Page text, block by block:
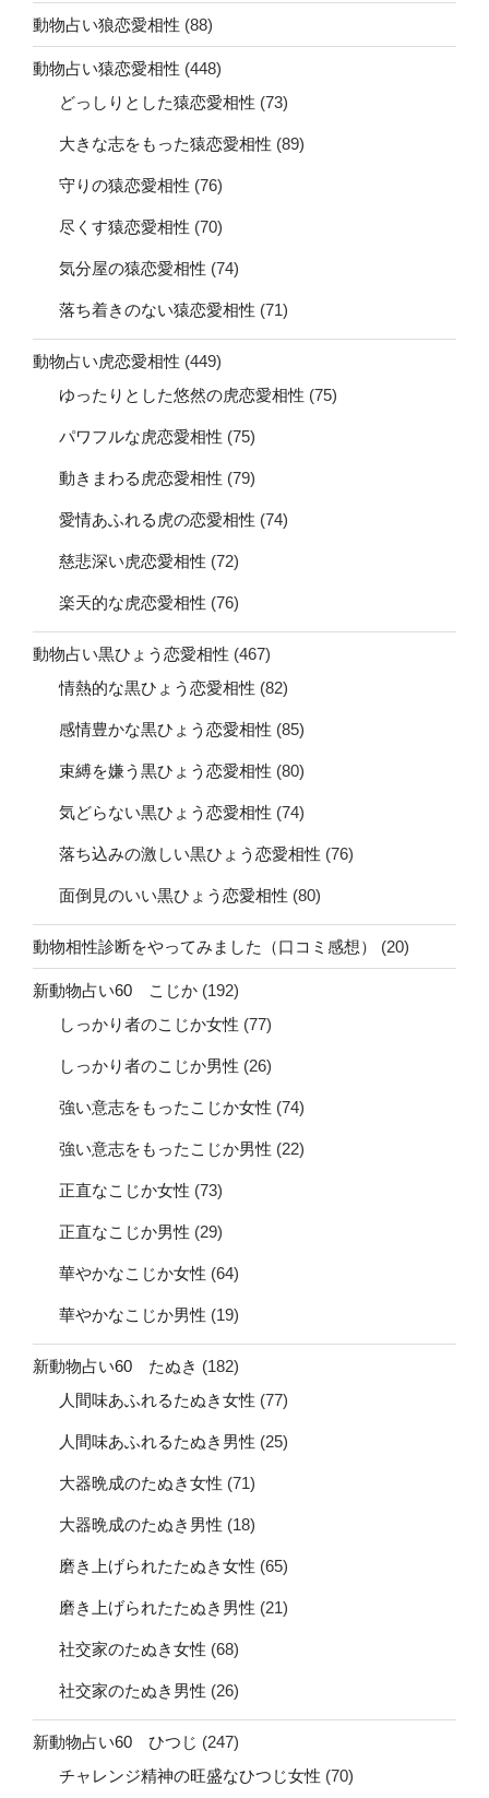
動物占い狼恋愛相性 (88)
動物占い猿恋愛相性 (448)
どっしりとした猿恋愛相性 (73)
大きな志をもった猿恋愛相性 (89)
守りの猿恋愛相性 (76)
尽くす猿恋愛相性 (70)
気分屋の猿恋愛相性 (74)
落ち着きのない猿恋愛相性 (71)
動物占い虎恋愛相性 (449)
ゆったりとした悠然の虎恋愛相性 (75)
パワフルな虎恋愛相性 (75)
動きまわる虎恋愛相性 (79)
愛情あふれる虎の恋愛相性 (74)
慈悲深い虎恋愛相性 (72)
楽天的な虎恋愛相性 (76)
動物占い黒ひょう恋愛相性 (467)
情熱的な黒ひょう恋愛相性 (82)
感情豊かな黒ひょう恋愛相性 (85)
束縛を嫌う黒ひょう恋愛相性 (80)
気どらない黒ひょう恋愛相性 (74)
落ち込みの激しい黒ひょう恋愛相性 (76)
面倒見のいい黒ひょう恋愛相性 (80)
動物相性診断をやってみました（口コミ感想） (20)
新動物占い60 こじか (192)
しっかり者のこじか女性 (77)
しっかり者のこじか男性 (26)
強い意志をもったこじか女性 (74)
強い意志をもったこじか男性 (22)
正直なこじか女性 (73)
正直なこじか男性 (29)
華やかなこじか女性 (64)
華やかなこじか男性 (19)
新動物占い60 たぬき (182)
人間味あふれるたぬき女性 (77)
人間味あふれるたぬき男性 (25)
大器晩成のたぬき女性 (71)
大器晩成のたぬき男性 (18)
磨き上げられたたぬき女性 (65)
磨き上げられたたぬき男性 (21)
社交家のたぬき女性 (68)
社交家のたぬき男性 (26)
新動物占い60 ひつじ (247)
チャレンジ精神の旺盛なひつじ女性 (70)